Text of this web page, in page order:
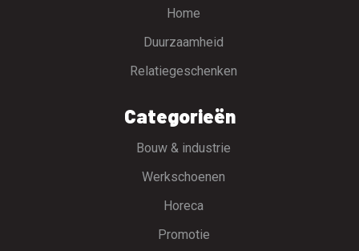
Home
Duurzaamheid
Relatiegeschenken
Categorieën
Bouw & industrie
Werkschoenen
Horeca
Promotie